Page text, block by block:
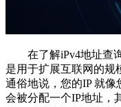
在了解iPv4地址查询
是用于扩展互联网的规
通俗地说，您的IP 就
会被分配一个IP地址，